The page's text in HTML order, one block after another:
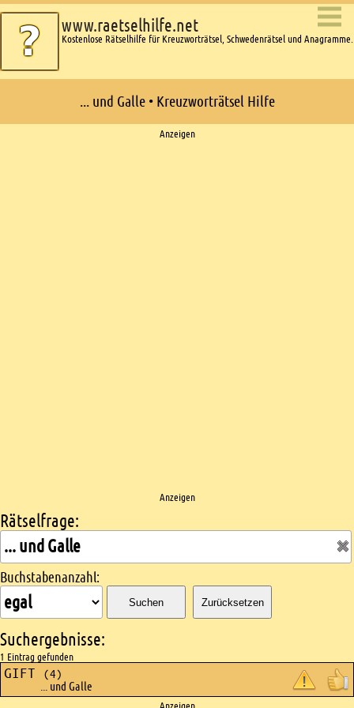
www.raetselhilfe.net
Kostenlose Rätselhilfe für Kreuzworträtsel, Schwedenrätsel und Anagramme.
... und Galle • Kreuzworträtsel Hilfe
Anzeigen
Anzeigen
Kreuzworträtsel suchen
Rätselfrage:
Buchstabenanzahl:
Suchen Zurücksetzen
Suchergebnisse:
1 Eintrag gefunden
GIFT (4)
... und Galle